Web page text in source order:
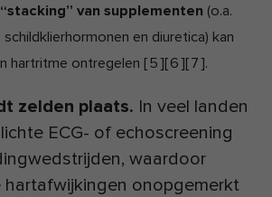
van supplementen (o.a.
en diuretica) kan
hartritme ontregelen [5][6][7].
zelden plaats. In veel landen
ECG- of echo­screening
waardoor
onopgemerkt